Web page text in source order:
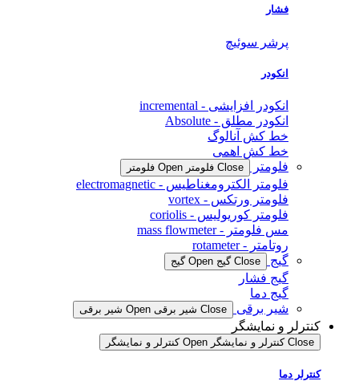
فشار
پرشر سوئیچ
انکودر
انکودر افزایشی - incremental
انکودر مطلق - Absolute
خط کش آنالوگ
خط کش اهمی
فلومتر
Close فلومتر Open فلومتر
فلومتر الکترومغناطیس - electromagnetic
فلومتر ورتکس - vortex
فلومتر کوریولیس - coriolis
مس فلومتر - mass flowmeter
روتامتر - rotameter
گیج
Close گیج Open گیج
گیج فشار
گیج دما
شیر برقی
Close شیر برقی Open شیر برقی
کنترلر و نمایشگر
Close کنترلر و نمایشگر Open کنترلر و نمایشگر
کنترلر دما